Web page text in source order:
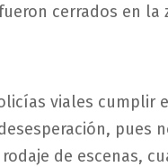
cerrados en la
viales cumplir
pues
de escenas,